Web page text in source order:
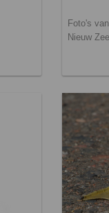
Foto's
Nieuw